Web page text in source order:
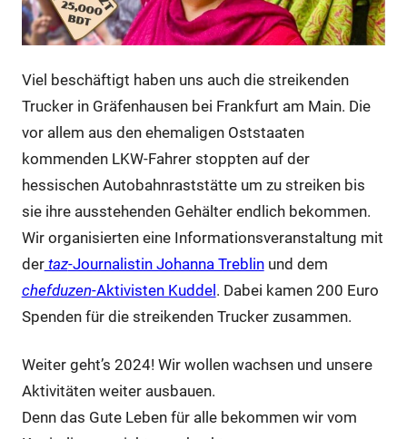
Viel beschäftigt haben uns auch die streikenden
Trucker in Gräfenhausen bei Frankfurt am Main. Die
vor allem aus den ehemaligen Oststaaten
kommenden LKW-Fahrer stoppten auf der
hessischen Autobahnraststätte um zu streiken bis
sie ihre ausstehenden Gehälter endlich bekommen.
Wir organisierten eine Informationsveranstaltung mit
dertaz-Journalistin Johanna Treblinund dem
chefduzen-Aktivisten Kuddel. Dabei kamen 200 Euro
Spenden für die streikenden Trucker zusammen.
Weiter geht’s 2024! Wir wollen wachsen und unsere
Aktivitäten weiter ausbauen.
Denn das Gute Leben für alle bekommen wir vom